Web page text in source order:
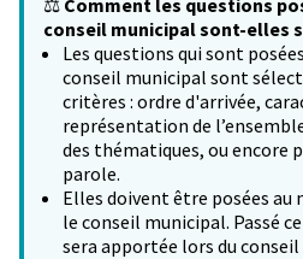
⚖️ Comment les questions
conseil municipal sont-elles
Les questions qui sont
conseil municipal sont
critères : ordre d'arrivée,
représentation de
des thématiques, ou encore
parole.
Elles doivent être posées au
le conseil municipal. Passé
sera apportée lors du